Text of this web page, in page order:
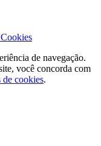
de navegação.
você concorda com
de cookies.